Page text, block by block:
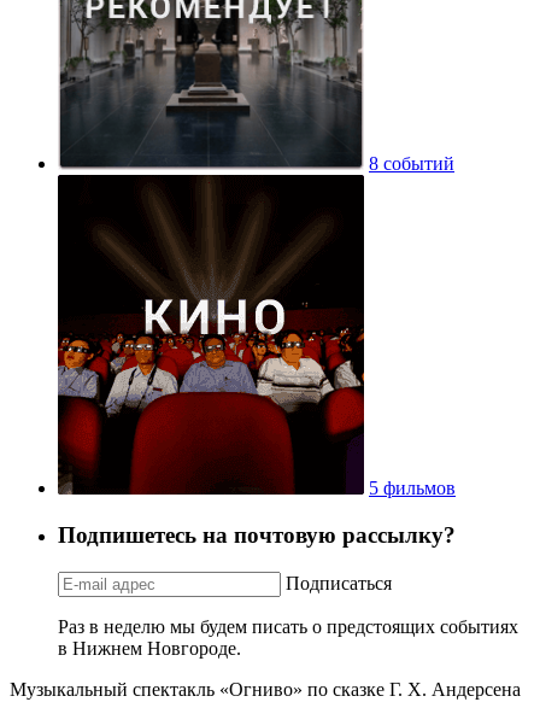
8 событий
5 фильмов
Подпишетесь на почтовую рассылку?
Подписаться
Раз в неделю мы будем писать о предстоящих событиях
в Нижнем Новгороде.
Музыкальный спектакль «Огниво» по сказке Г. Х. Андерсена